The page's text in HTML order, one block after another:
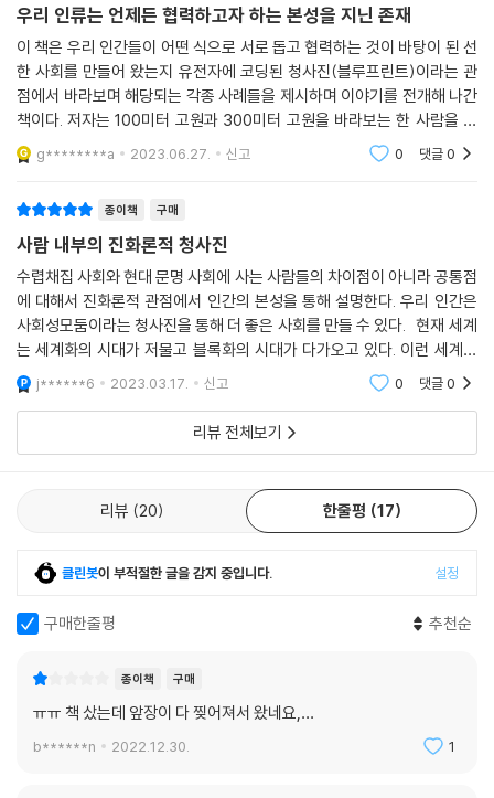
난파했다. 인버콜드호에서는 조난자 19명중 겨우 3명이 생존했다. 그래프
턴호에서는 조난자 5명 모두 생존했다. 무엇이 두 조난 집단을 운명을 갈
랐을까? 인듀어런스호를 타고 남극대륙 탐사에 나선 섀클턴 탐험대는 얼
음에 갇혀 옴짝달싹 못 하는 극한의 상황에서 총 513일 동안 28명 모두 구
조될 때까지 생존했다. 어떻게 그럴 수 있었을까? 월든에서 사람들과의 교
류를 거부한 채 고립된 삶을 추구했던 소로는 무슨 수로 구치소에서 풀려
났을까? 기존 사회 질서를 폐지하고 새로운 사회의 모범을 제시하려던 유
토피아 공동체 브룩팜은 왜 스스로 붕괴하고 말았을까? 이스라엘의 유명
한 자발적 민주 공동체 키부츠는 아이들을 부모와 격리된 공간에서 양육하
는 공동 육아를 통해 가부장제 타파와 젠더 평등을 실현하려 했지만 결국
에는 아이들을 가정으로 다시 돌려보내야 했다. 왜 그럴 수밖에 없었을까?
남극 기지 월동대원들의 사회 연결망은 왜 어떤 해는 원활하고 어떤 해는
파편화되었을까? SF 속 상상 사회는 아무리 극단적인 유토피아나 디스토
피아조차 어째서 서로 비슷하고 여전히 우리가 알아볼 수 있는 특징들을
지니는 걸까?
저자는 이 책에서 난파선 조난자 집단이나 섀클턴 탐험대처럼 우연히 만들
어진 공동체부터 소로의 월든이나 키부츠처럼 자발적으로 생겨난 공동체,
대규모 온라인 게임 집단이나 SF 속 상상 사회처럼 인공적으로 만든 공동
체까지 다채로운 집단의 사례를 살핀다. 이를 통해 이런 공동체가 차이점
보다 공통점이 훨씬 더 많으며, 서로 사랑하고 돕고 배우는 능력(“사회성
여준다.
랑, 우정, 협력, 내집단 편애, 학습 등 “사회성 모둠”의 각 특성이 무엇 때문
왜 각자 얼굴이 다를까?” “입맞춤은 보편적 행동일까?” “왜 일부다처제
대신 일부일처제가 주류가 되었을까?” “왜 우리는 다른 사람을 위해 목숨
까지 버릴까?” “적의 적은 친구일까?” “공돈이 생기면 몇 대 몇으로 나눌
까?” “이기적 인간은 어떻게 다정한 협력자로 진화했나?” “왜 우리는 내
우리 인류는 언제든 협력하고자 하는 본성을 지닌 존재
이 책은 우리 인간들이 어떤 식으로 서로 돕고 협력하는 것이 바탕이 된 선
한 사회를 만들어 왔는지 유전자에 코딩된 청사진(블루프린트)이라는 관
점에서 바라보며 해당되는 각종 사례들을 제시하며 이야기를 전개해 나간
책이다. 저자는 100미터 고원과 300미터 고원을 바라보는 한 사람을 예
로 든다. 이 경우 관찰자는 100미터와 300미터라는 높이의 "차이"에 매몰
되어 그 원인을 생
g********a 2023.06.27. 신고 0 댓글0
종이책 구매
사람 내부의 진화론적 청사진
수렵채집 사회와 현대 문명 사회에 사는 사람들의 차이점이 아니라 공통점
에 대해서 진화론적 관점에서 인간의 본성을 통해 설명한다. 우리 인간은
사회성모둠이라는 청사진을 통해 더 좋은 사회를 만들 수 있다. 현재 세계
는 세계화의 시대가 저물고 블록화의 시대가 다가오고 있다. 이런 세계에
서 우리 모두가 사람 본성의 선함을 믿고 우리 내부에 있는 사회성모둠을
통해 더 좋
j******6 2023.03.17. 신고 0 댓글0
리뷰 전체보기
리뷰 20 한줄평 17
클린봇이 부적절한 글을 감지 중입니다. 설정
구매한줄평 추천순
종이책 구매
ㅠㅠ 책 샀는데 앞장이 다 찢어져서 왔네요,…
b******n 2022.12.30. 1